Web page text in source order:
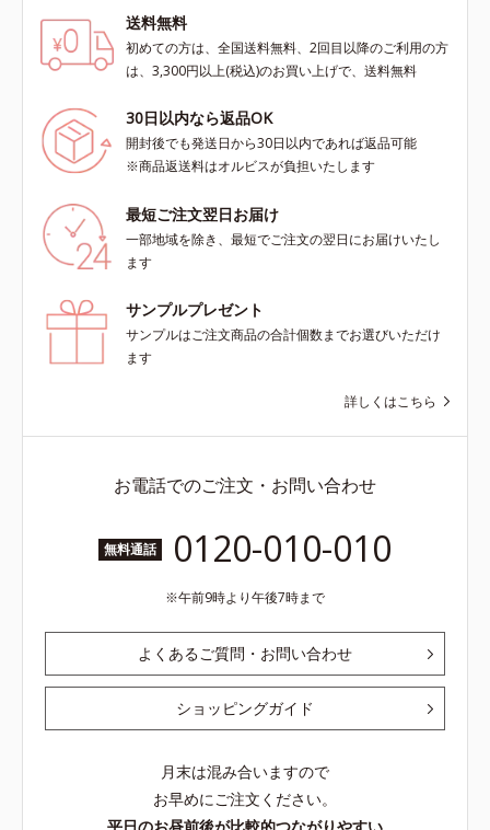
送料無料
初めての方は、全国送料無料、2回目以降のご利用の方
は、3,300円以上(税込)のお買い上げで、送料無料
30日以内なら返品OK
開封後でも発送日から30日以内であれば返品可能
※商品返送料はオルビスが負担いたします
最短ご注文翌日お届け
一部地域を除き、最短でご注文の翌日にお届けいたし
ます
サンプルプレゼント
サンプルはご注文商品の合計個数までお選びいただけ
ます
詳しくはこちら
お電話でのご注文・お問い合わせ
無料通話 0120-010-010
午前9時より午後7時まで
よくあるご質問・お問い合わせ
ショッピングガイド
月末は混み合いますので
お早めにご注文ください。